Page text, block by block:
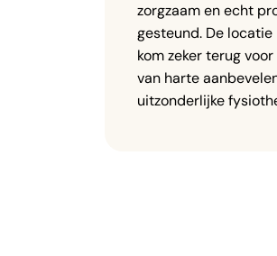
zorgzaam en echt
gesteund. De locatie
kom zeker terug
van harte
uitzonderlijke